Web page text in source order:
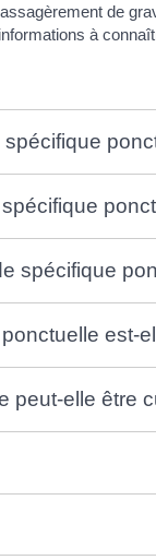
de
à
spécifique
est-
peut-elle être